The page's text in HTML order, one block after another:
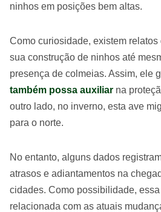
ninhos em posições bem altas.
Como curiosidade, existem
sua construção de ninhos até
presença de colmeias. Assim, ele
também possa auxiliar na
outro lado, no inverno, esta ave
para o norte.
No entanto, alguns dados
atrasos e adiantamentos na
cidades. Como possibilidade,
relacionada com as atuais